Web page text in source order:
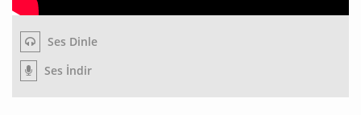
Ses Dinle
Ses İndir